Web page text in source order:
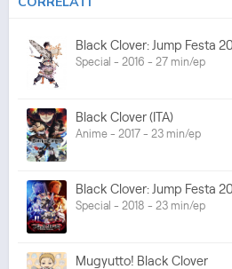
Black Clover: Jump Festa
Special - 2016 - 27 min/ep
Black Clover (ITA)
Anime - 2017 - 23 min/ep
Black Clover: Jump Festa
Special - 2018 - 23 min/ep
Mugyutto! Black Clover